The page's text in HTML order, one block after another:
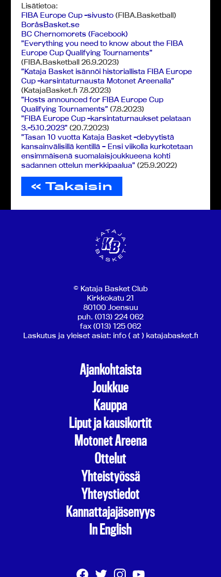
Lisätietoa:
FIBA Europe Cup -sivusto (FIBA.Basketball)
BoråsBasket.se
BC Chernomorets (Facebook)
”Everything you need to know about the FIBA
Europe Cup Qualifying Tournaments”
(FIBA.Basketball 26.9.2023)
”Kataja Basket isännöi historiallista FIBA Europe
Cup -karsintaturnausta Motonet Areenalla”
(KatajaBasket.fi 7.8.2023)
”Hosts announced for FIBA Europe Cup
Qualifying Tournaments” (7.8.2023)
”FIBA Europe Cup -karsintaturnaukset pelataan
3.-5.10.2023” (20.7.2023)
”Tasan 10 vuotta Kataja Basket -debyytistä
kansainvälisillä kentillä – Ensi viikolla kurkotetaan
ensimmäisenä suomalaisjoukkueena kohti
sadannen ottelun merkkipaalua” (25.9.2022)
« Takaisin
© Kataja Basket Club
Kirkkokatu 21
80100 Joensuu
puh. (013) 224 062
fax (013) 125 062
Laskutus ja yleiset asiat: info ( at ) katajabasket.fi
Ajankohtaista
Joukkue
Kauppa
Liput ja kausikortit
Motonet Areena
Ottelut
Yhteistyössä
Yhteystiedot
Kannattajajäsenyys
In English